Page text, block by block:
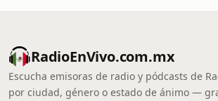
RadioEnVivo.com.mx
Escucha emisoras de radio y pódcasts de
por ciudad, género o estado de ánimo —